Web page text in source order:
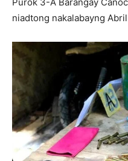
niadtong nakalabayng